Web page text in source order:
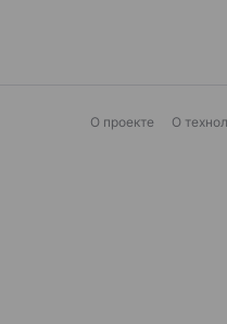
О проекте О